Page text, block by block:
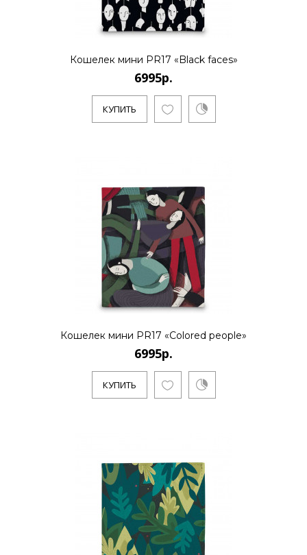
..
КУПИТЬ
6995р.
6995р.
..
Кошелек мини PR17 «Black faces»
6995р.
КУПИТЬ
Кошелек мини PR17 «Colored people»
6995р.
КУПИТЬ